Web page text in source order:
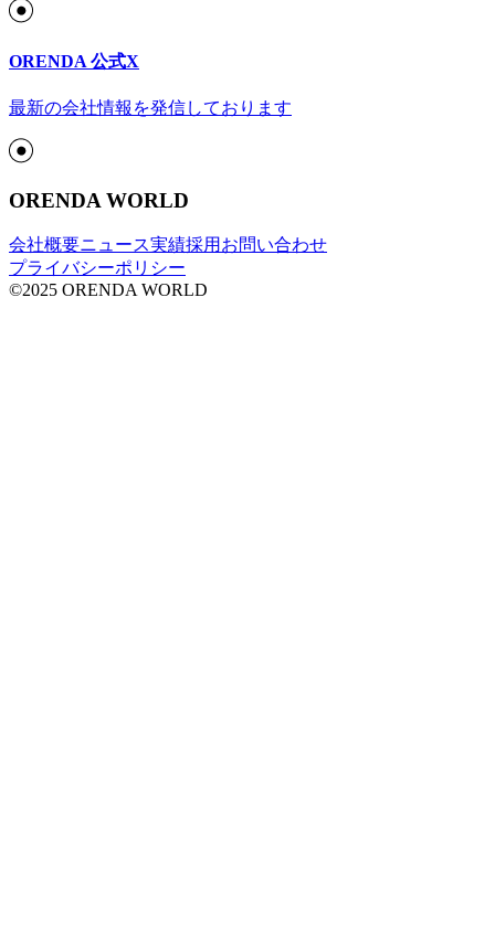
ORENDA 公式X
最新の会社情報を発信しております
ORENDA WORLD
会社概要ニュース実績採用 お問い合わせ
プライバシーポリシー
©2025 ORENDA WORLD